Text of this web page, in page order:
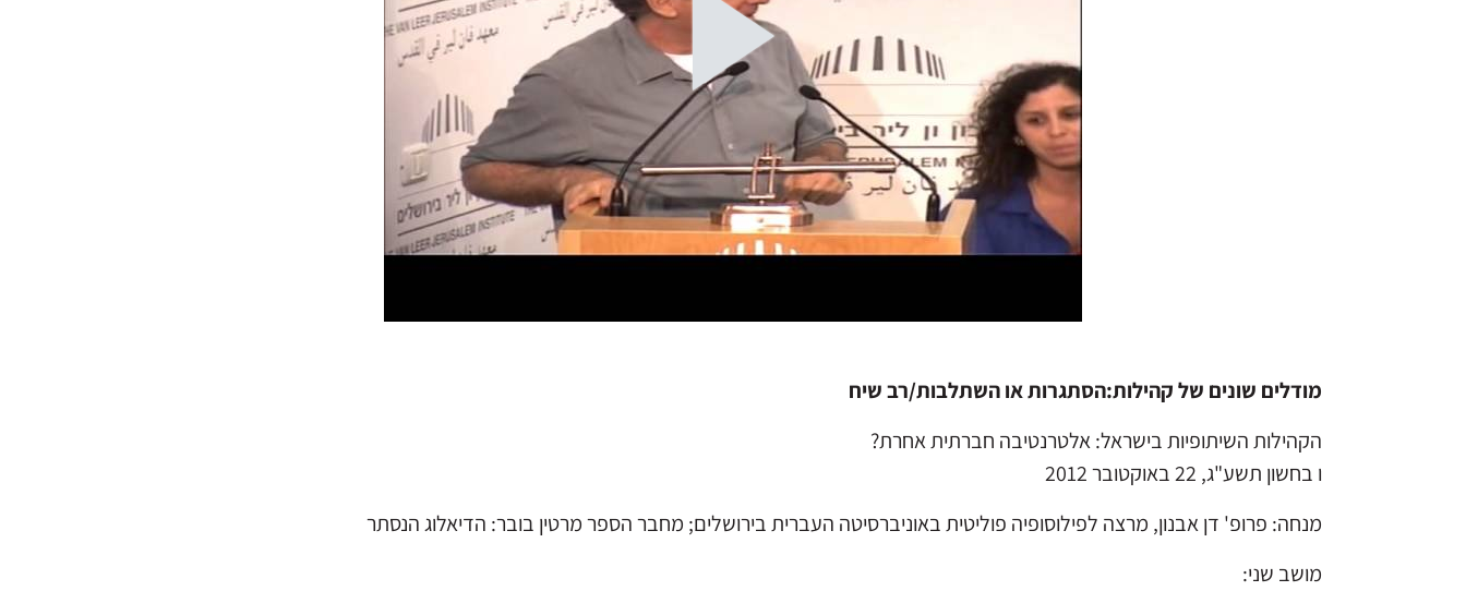
מודלים שונים של קהילות:הסתגרות או השתלבות/רב שיח
הקהילות השיתופיות בישראל: אלטרנטיבה חברתית אחרת?
ו בחשון תשע"ג, 22 באוקטובר 2012
מנחה: פרופ' דן אבנון, מרצה לפילוסופיה פוליטית באוניברסיטה העברית בירושלים; מחבר הספר מרטין בובר: הדיאלוג הנסתר
מושב שני: